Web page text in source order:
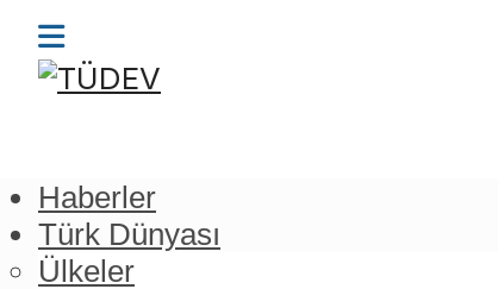
Haberler
Türk Dünyası
Ülkeler